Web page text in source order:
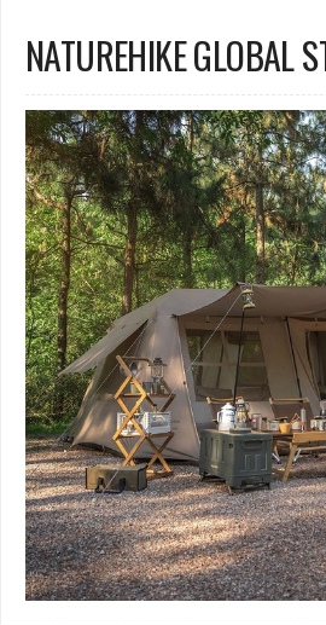
NATUREHIKE GLOBAL